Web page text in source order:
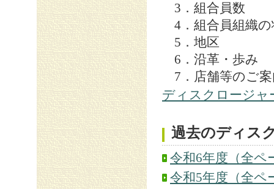
3．組合員数
4．組合員組織
5．地区
6．沿革・歩み
7．店舗等のご
ディスクロージャ
過去のディス
令和6年度（全ペ
令和5年度（全ペ